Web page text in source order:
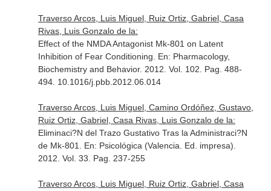
Traverso Arcos, Luis Miguel, Ruiz Ortiz, Gabriel, Casa
Rivas, Luis Gonzalo de la:
Effect of the NMDA Antagonist Mk-801 on Latent
Inhibition of Fear Conditioning. En: Pharmacology,
Biochemistry and Behavior. 2012. Vol. 102. Pag. 488-
494. 10.1016/j.pbb.2012.06.014
Traverso Arcos, Luis Miguel, Camino Ordóñez, Gustavo,
Ruiz Ortiz, Gabriel, Casa Rivas, Luis Gonzalo de la:
Eliminaci?N del Trazo Gustativo Tras la Administraci?N
de Mk-801. En: Psicológica (Valencia. Ed. impresa)
2012. Vol. 33. Pag. 237-255
Traverso Arcos, Luis Miguel, Ruiz Ortiz, Gabriel, Casa